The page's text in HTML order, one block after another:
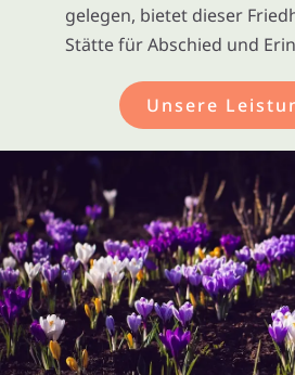
gelegen, bietet dieser
Stätte für Abschied und
Unsere